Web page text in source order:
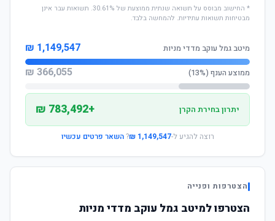
* החישוב מבוסס על תשואה שנתית ממוצעת של 30.61%. תשואות עבר אינן
מבטיחות תשואות עתידיות. להמחשה בלבד.
מיטב גמל עוקב מדדי מניות 1,149,547 ₪
ממוצע הענף (13%) 366,055 ₪
יתרון בחירת הקרן +783,492 ₪
רוצה להגיע ל-1,149,547 ₪
?השאר פרטים עכשיו
הצטרפות ופנייה
הצטרפו למיטב גמל עוקב מדדי מניות